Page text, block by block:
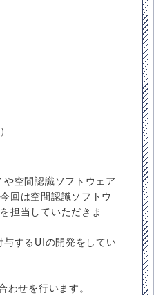
空間認識ソフトウェア
回は空間認識ソフトウ
担当していただきま
するUIの開発をしてい
せを行います。